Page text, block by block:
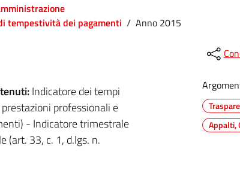
tempestività dei pagamenti / Anno 2015
Indicatore dei tempi
professionali e
- Indicatore trimestrale
(art. 33, c. 1, d.lgs. n.
Appalti,